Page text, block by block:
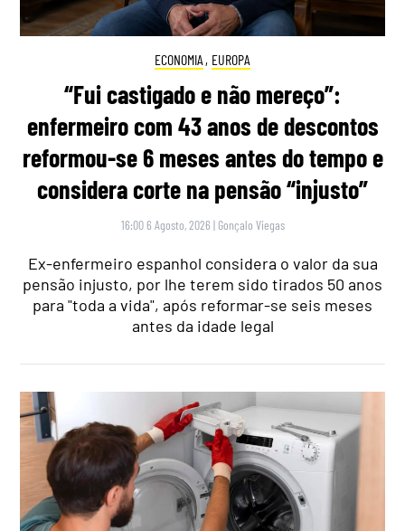
ECONOMIA , EUROPA
“Fui castigado e não mereço”:
enfermeiro com 43 anos de descontos
reformou-se 6 meses antes do tempo e
considera corte na pensão “injusto”
16:00 6 Agosto, 2026 | Gonçalo Viegas
Ex-enfermeiro espanhol considera o valor da sua
pensão injusto, por lhe terem sido tirados 50 anos
para "toda a vida", após reformar-se seis meses
antes da idade legal